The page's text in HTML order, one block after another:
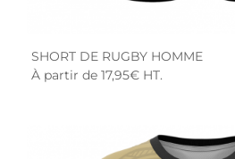
SHORT DE RUGBY HOMME
À partir de 17,95€ HT.